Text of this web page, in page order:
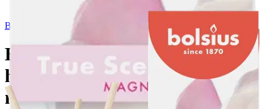
Bolsius
Bolsius True Scents –
huonetuoksu – Magnolia - 60
ml